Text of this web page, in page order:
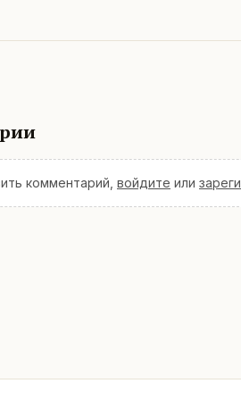
комментарий, войдите или